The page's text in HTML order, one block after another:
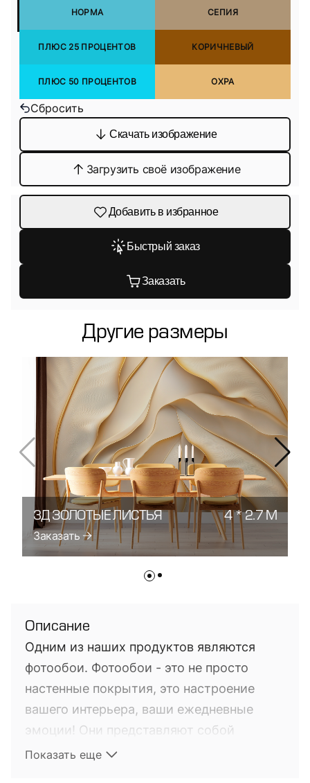
НОРМА
ПЛЮС 25 ПРОЦЕНТОВ
ПЛЮС 50 ПРОЦЕНТОВ
СЕПИЯ
КОРИЧНЕВЫЙ
ОХРА
Сбросить
Скачать изображение
Загрузить своё изображение
Добавить в избранное
Быстрый заказ
Заказать
Другие размеры
3Д ЗОЛОТЫЕ ЛИСТЬЯ 4 * 2.7 М
Заказать
Описание
Одним из наших продуктов являются
фотообои. Фотообои - это не просто
настенные покрытия, это настроение
вашего интерьера, ваши ежедневные
эмоции! Они представляют собой
фотопечать на настенных покрытиях. Это
Показать еще